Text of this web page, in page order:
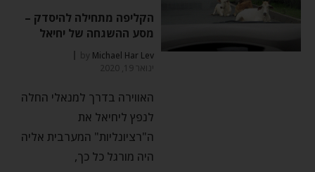
הקליפה מתחילה להיסדק –
מסע ההשגחה של יחיאל
by Michael Har Lev
ינואר 19, 2020
האווירה בדרך למנאלי החלה
לנפץ ליחיאל את
ה"רציונליות" המערבית אליה
היה מורגל כל כך,